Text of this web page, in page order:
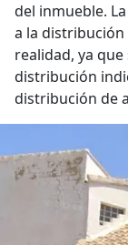
del inmueble.
a la
realidad, ya
distribución
distribución de